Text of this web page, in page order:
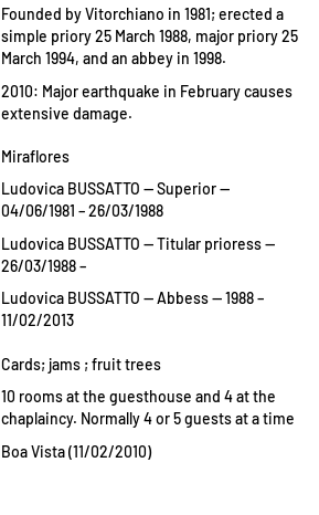
Founded by Vitorchiano in 1981; erected a
simple priory 25 March 1988, major priory 25
March 1994, and an abbey in 1998.
2010: Major earthquake in February causes
extensive damage.
Miraflores
Ludovica BUSSATTO — Superior —
04/06/1981 – 26/03/1988
Ludovica BUSSATTO — Titular prioress —
26/03/1988 –
Ludovica BUSSATTO — Abbess — 1988 –
11/02/2013
Cards; jams ; fruit trees
10 rooms at the guesthouse and 4 at the
chaplaincy. Normally 4 or 5 guests at a time
Boa Vista (11/02/2010)